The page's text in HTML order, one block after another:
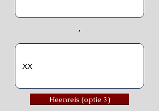
,
Heenreis (optie 3)